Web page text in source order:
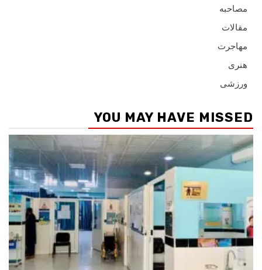
مصاحبه
مقالات
مهاجرت
هنری
ورزشی
YOU MAY HAVE MISSED